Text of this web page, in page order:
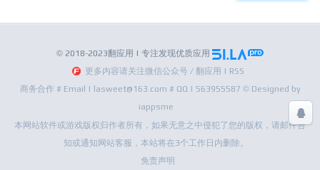
© 2018-2023翻应用 | 专注发现优质应用
更多内容请关注微信公众号 / 翻应用 | RSS
商务合作 # Email | lasweet@163.com # QQ | 563955587 © Designed by
iappsme
本网站软件或游戏版权归作者所有，如果无意之中侵犯了您的版权，请邮件告
知或通知网站客服，本站将在3个工作日内删除。
免责声明